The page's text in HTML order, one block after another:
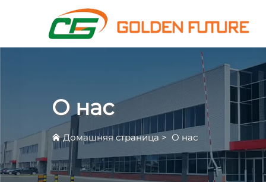
О нас
Домашняя страница > О нас